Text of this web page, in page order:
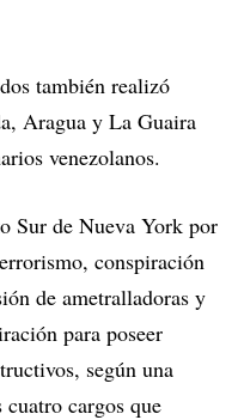
también realizó
Aragua y La Guaira
venezolanos.
Sur de Nueva York por
conspiración
de ametralladoras y
para poseer
según una
cargos que